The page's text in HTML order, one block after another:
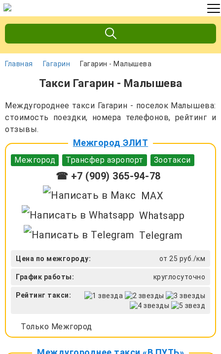
Главная Гагарин Гагарин - Малышева
Такси Гагарин - Малышева
Междугороднее такси Гагарин - поселок Малышева:
стоимость поездки, номера телефонов, рейтинг и
отзывы.
Межгород ЭЛИТ
Межгород Трансфер аэропорт Зоотакси
☎ +7 (909) 365-94-78
MAX
Whatsapp
Telegram
Цена по межгороду: от 25 руб./км
График работы: круглосуточно
Рейтинг такси:
Только Межгород